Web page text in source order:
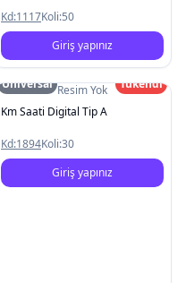
Kd:1117Koli:50
Giriş yapınız
Resim Yok
Üniversal
Tükendi
Km Saati Digital Tip A
Kd:1894Koli:30
Giriş yapınız